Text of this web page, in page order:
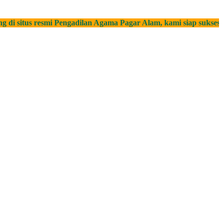
resmi Pengadilan Agama Pagar Alam, kami siap sukseskan